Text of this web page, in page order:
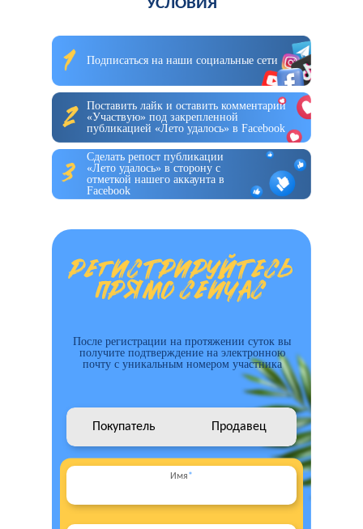
УСЛОВИЯ
Подписаться на наши социальные сети
Поставить лайк и оставить комментарий
«Участвую» под закрепленной
публикацией «Лето удалось» в Facebook
Сделать репост публикации
«Лето удалось» в сторону с
отметкой нашего аккаунта в
Facebook
После регистрации на протяжении суток вы
получите подтверждение на электронною
почту с уникальным номером участника
Покупатель Продавец
Имя*